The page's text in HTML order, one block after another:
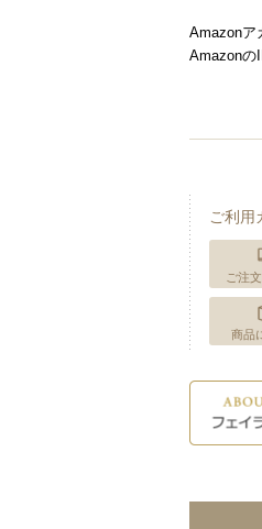
Amazonア
Amazonの
ご利用
ご注
商品